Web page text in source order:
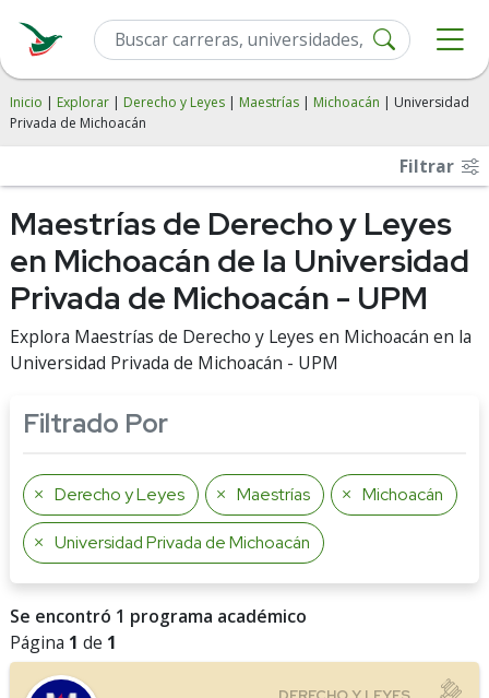
Inicio | Explorar | Derecho y Leyes | Maestrías | Michoacán | Universidad
Privada de Michoacán
Filtrar
Maestrías de Derecho y Leyes
en Michoacán de la Universidad
Privada de Michoacán - UPM
Explora Maestrías de Derecho y Leyes en Michoacán en la
Universidad Privada de Michoacán - UPM
Filtrado Por
Derecho y Leyes Maestrías Michoacán
Universidad Privada de Michoacán
Se encontró 1 programa académico
Página 1 de 1